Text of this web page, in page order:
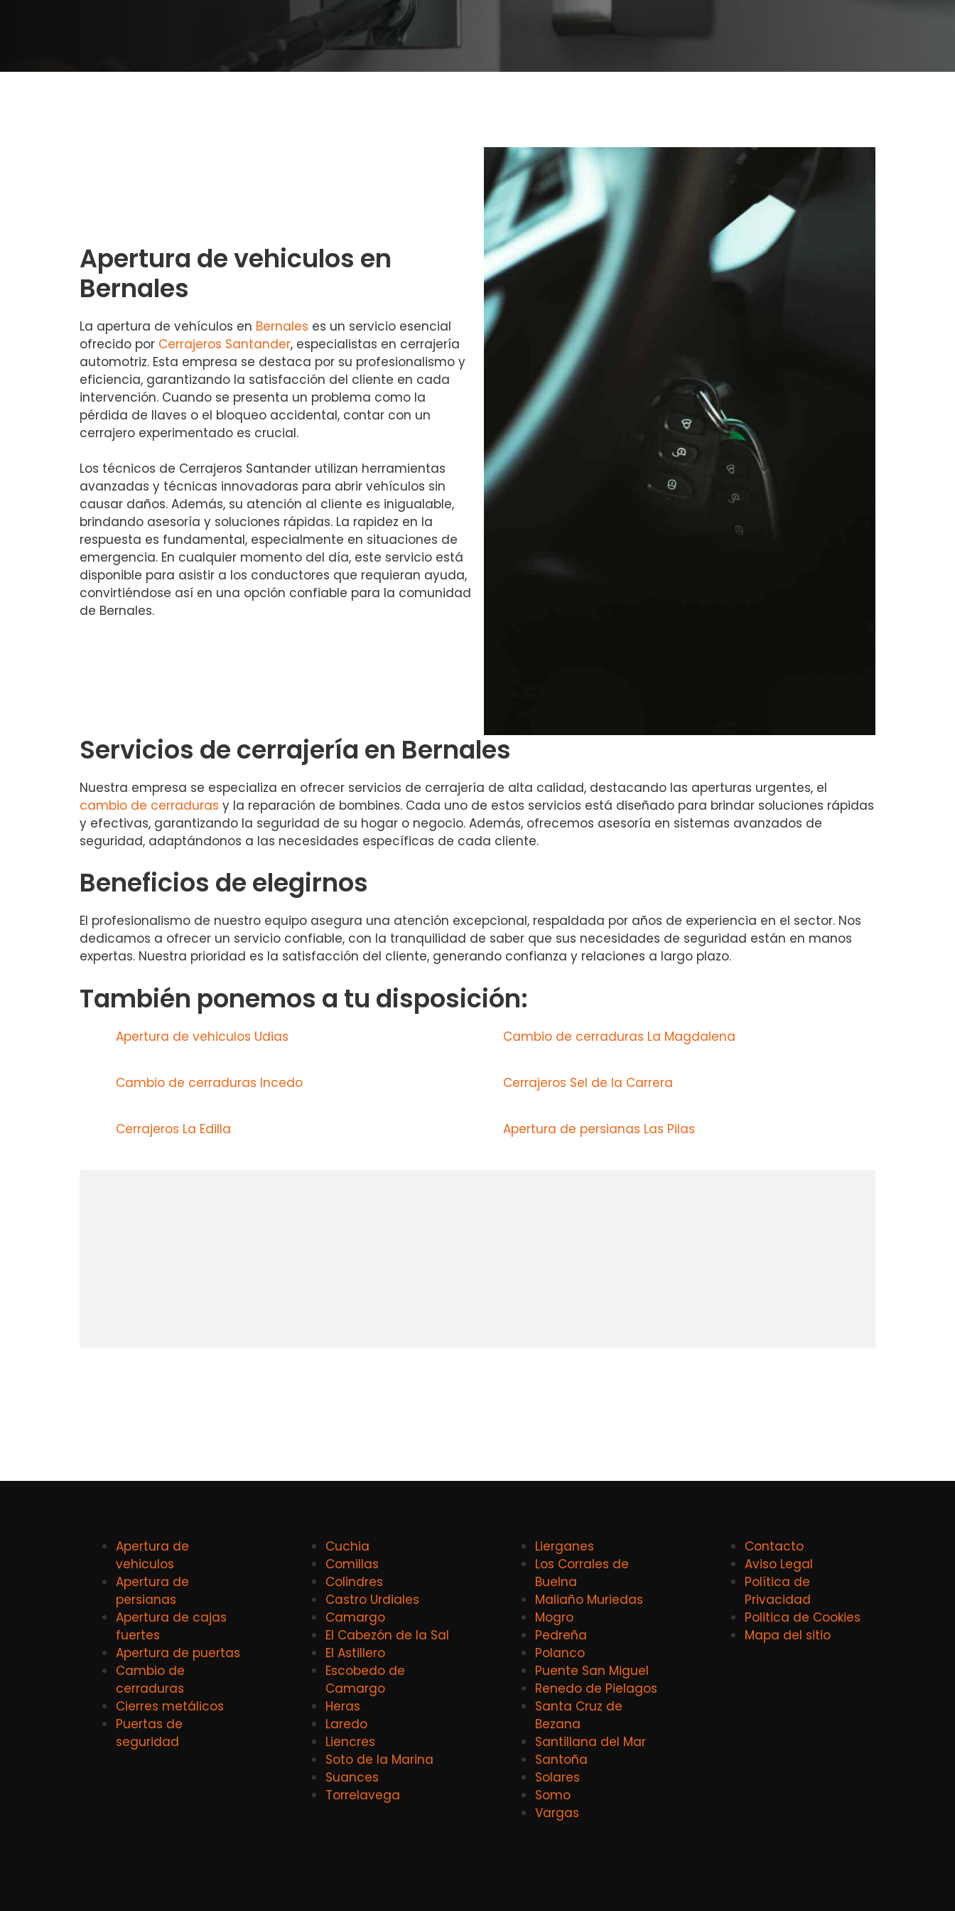
Apertura de vehiculos en
Bernales
La apertura de vehículos en Bernales es un servicio esencial
ofrecido por Cerrajeros Santander, especialistas en cerrajería
automotriz. Esta empresa se destaca por su profesionalismo y
eficiencia, garantizando la satisfacción del cliente en cada
intervención. Cuando se presenta un problema como la
pérdida de llaves o el bloqueo accidental, contar con un
cerrajero experimentado es crucial.
Los técnicos de Cerrajeros Santander utilizan herramientas
avanzadas y técnicas innovadoras para abrir vehículos sin
causar daños. Además, su atención al cliente es inigualable,
brindando asesoría y soluciones rápidas. La rapidez en la
respuesta es fundamental, especialmente en situaciones de
emergencia. En cualquier momento del día, este servicio está
disponible para asistir a los conductores que requieran ayuda,
convirtiéndose así en una opción confiable para la comunidad
de Bernales.
Servicios de cerrajería en Bernales
Nuestra empresa se especializa en ofrecer servicios de cerrajería de alta calidad, destacando las aperturas urgentes, el
cambio de cerraduras y la reparación de bombines. Cada uno de estos servicios está diseñado para brindar soluciones rápidas
y efectivas, garantizando la seguridad de su hogar o negocio. Además, ofrecemos asesoría en sistemas avanzados de
seguridad, adaptándonos a las necesidades específicas de cada cliente.
Beneficios de elegirnos
El profesionalismo de nuestro equipo asegura una atención excepcional, respaldada por años de experiencia en el sector. Nos
dedicamos a ofrecer un servicio confiable, con la tranquilidad de saber que sus necesidades de seguridad están en manos
expertas. Nuestra prioridad es la satisfacción del cliente, generando confianza y relaciones a largo plazo.
También ponemos a tu disposición:
Apertura de vehiculos Udias Cambio de cerraduras La Magdalena
Cambio de cerraduras Incedo Cerrajeros Sel de la Carrera
Cerrajeros La Edilla Apertura de persianas Las Pilas
Apertura de
vehiculos
Apertura de
persianas
Apertura de cajas
fuertes
Apertura de puertas
Cambio de
cerraduras
Cierres metálicos
Puertas de
seguridad
Cuchia
Comillas
Colindres
Castro Urdiales
Camargo
El Cabezón de la Sal
El Astillero
Escobedo de
Camargo
Heras
Laredo
Liencres
Soto de la Marina
Suances
Torrelavega
Lierganes
Los Corrales de
Buelna
Maliaño Muriedas
Mogro
Pedreña
Polanco
Puente San Miguel
Renedo de Pielagos
Santa Cruz de
Bezana
Santillana del Mar
Santoña
Solares
Somo
Vargas
Contacto
Aviso Legal
Política de
Privacidad
Politica de Cookies
Mapa del sitio